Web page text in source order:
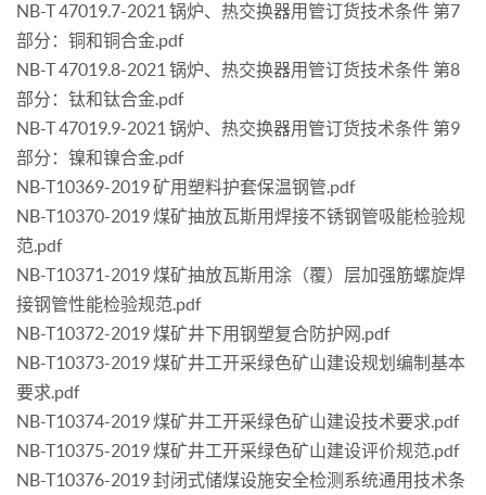
NB-T 47019.7-2021 锅炉、热交换器用管订货技术条件 第7
部分：铜和铜合金.pdf
NB-T 47019.8-2021 锅炉、热交换器用管订货技术条件 第8
部分：钛和钛合金.pdf
NB-T 47019.9-2021 锅炉、热交换器用管订货技术条件 第9
部分：镍和镍合金.pdf
NB-T10369-2019 矿用塑料护套保温钢管.pdf
NB-T10370-2019 煤矿抽放瓦斯用焊接不锈钢管吸能检验规
范.pdf
NB-T10371-2019 煤矿抽放瓦斯用涂（覆）层加强筋螺旋焊
接钢管性能检验规范.pdf
NB-T10372-2019 煤矿井下用钢塑复合防护网.pdf
NB-T10373-2019 煤矿井工开采绿色矿山建设规划编制基本
要求.pdf
NB-T10374-2019 煤矿井工开采绿色矿山建设技术要求.pdf
NB-T10375-2019 煤矿井工开采绿色矿山建设评价规范.pdf
NB-T10376-2019 封闭式储煤设施安全检测系统通用技术条